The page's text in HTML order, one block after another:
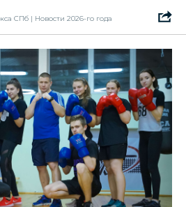
СПб | Новости 2026-го года